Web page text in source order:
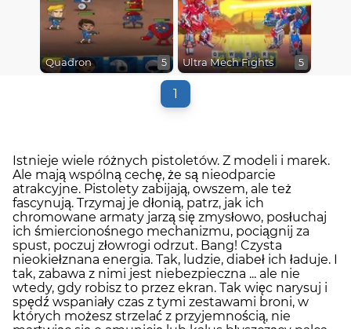
Quadron 5 Ultra Mech Fights 5
1
Istnieje wiele różnych pistoletów. Z modeli i marek.
Ale mają wspólną cechę, że są nieodparcie
atrakcyjne. Pistolety zabijają, owszem, ale też
fascynują. Trzymaj je dłonią, patrz, jak ich
chromowane armaty jarzą się zmysłowo, posłuchaj
ich śmiercionośnego mechanizmu, pociągnij za
spust, poczuj złowrogi odrzut. Bang! Czysta
nieokiełznana energia. Tak, ludzie, diabeł ich ładuje. I
tak, zabawa z nimi jest niebezpieczna ... ale nie
wtedy, gdy robisz to przez ekran. Tak więc narysuj i
spędź wspaniały czas z tymi zestawami broni, w
których możesz strzelać z przyjemnością, nie